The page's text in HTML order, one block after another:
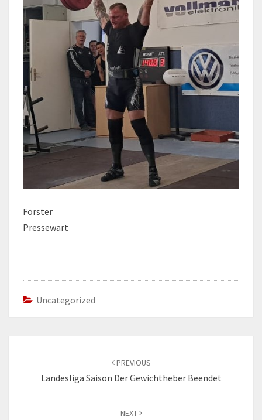
Förster
Pressewart
Uncategorized
PREVIOUS
Landesliga Saison Der Gewichtheber Beendet
NEXT